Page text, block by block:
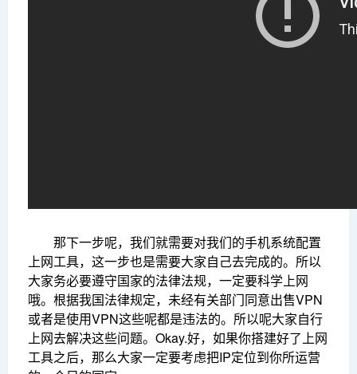
那下一步呢，我们就需要对我们的手机系统配置
上网工具，这一步也是需要大家自己去完成的。所以
大家务必要遵守国家的法律法规，一定要科学上网
哦。根据我国法律规定，未经有关部门同意出售VPN
或者是使用VPN这些呢都是违法的。所以呢大家自行
上网去解决这些问题。Okay.好，如果你搭建好了上网
工具之后，那么大家一定要考虑把IP定位到你所运营